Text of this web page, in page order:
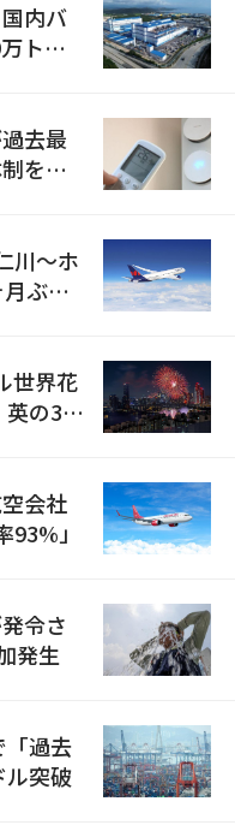
内バ
トン
去最
を点
川〜ホ
ぶり
世界花
の3カ
会社
」
令さ
発生
「過去
突破